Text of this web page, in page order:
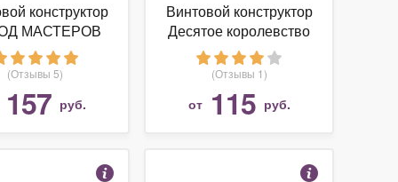
конструктор
МАСТЕРОВ
труда 1216
Машинка
(Отзывы 5)
157 руб.
Винтовой конструктор
Десятое королевство
Конструктор
металлический мини
01554 Джип
(Отзывы 1)
от 115 руб.